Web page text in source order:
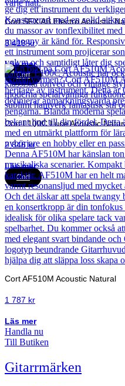
Cort SFX AB Electro Acoustic
3 418kr
Läs mer
Cort
Cort L100C Luce Acoustic
2 846kr
Läs mer
Cort
Cort AF510M Acoustic Natural
1 787 kr
Läs mer
Handla nu
Till Butiken
Gitarrmärken